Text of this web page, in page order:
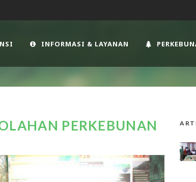
INFORMASI & LAYANAN
PERKEBUNAN